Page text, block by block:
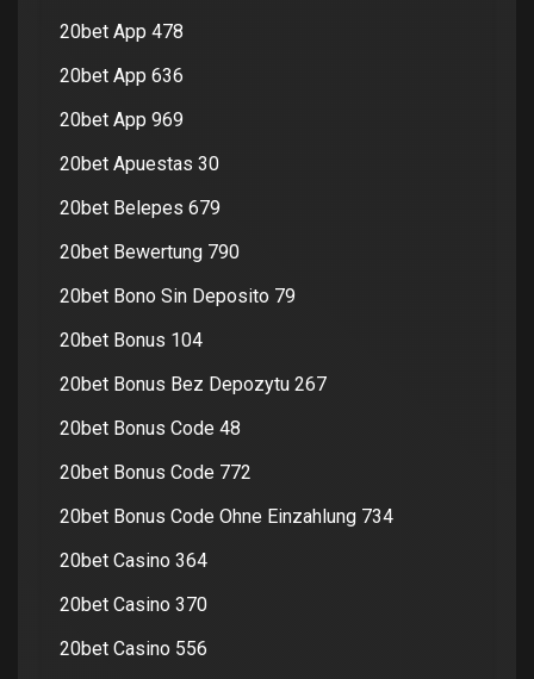
20bet App 478
20bet App 636
20bet App 969
20bet Apuestas 30
20bet Belepes 679
20bet Bewertung 790
20bet Bono Sin Deposito 79
20bet Bonus 104
20bet Bonus Bez Depozytu 267
20bet Bonus Code 48
20bet Bonus Code 772
20bet Bonus Code Ohne Einzahlung 734
20bet Casino 364
20bet Casino 370
20bet Casino 556